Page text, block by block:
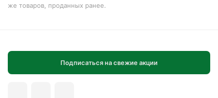
же товаров, проданных ранее.
Подписаться на свежие акции